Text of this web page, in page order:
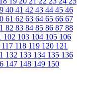
40 41 42 43 44 45 46
61 62 63 64 65 66 67
82 83 84 85 86 87 88
102 103 104 105 106
117 118 119 120 121
132 133 134 135 136
147 148 149 150